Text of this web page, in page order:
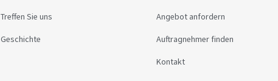
Treffen Sie uns
Geschichte
Angebot anfordern
Auftragnehmer finden
Kontakt